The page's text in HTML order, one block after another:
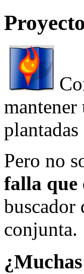
mantener
Pero no
falla que
conjunta.